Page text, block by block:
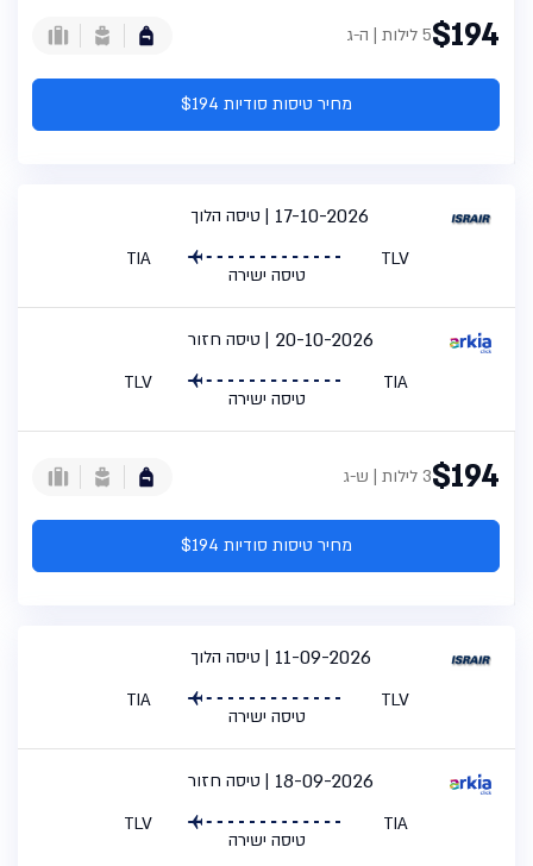
$1945 לילות | ה-ג
מחיר טיסות סודיות $194
טיסה הלוך 17-10-2026
TLV
טיסה ישירה
TIA
טיסה חזור 20-10-2026
TIA
טיסה ישירה
TLV
$1943 לילות | ש-ג
מחיר טיסות סודיות $194
טיסה הלוך 11-09-2026
TLV
טיסה ישירה
TIA
טיסה חזור 18-09-2026
TIA
טיסה ישירה
TLV